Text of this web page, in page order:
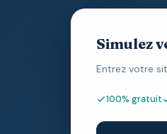
Simulez
Entrez votre
100% gratuit